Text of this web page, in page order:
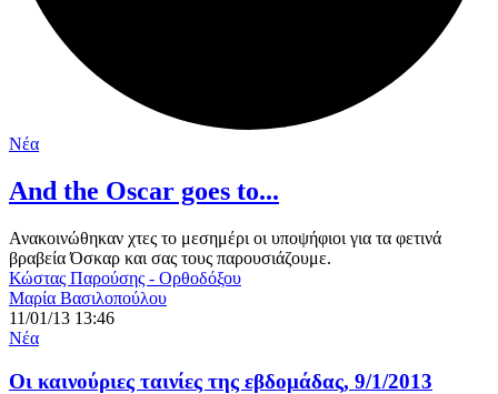
Νέα
And the Oscar goes to...
Ανακοινώθηκαν χτες το μεσημέρι οι υποψήφιοι για τα φετινά
βραβεία Όσκαρ και σας τους παρουσιάζουμε.
Κώστας Παρούσης - Ορθοδόξου
Μαρία Βασιλοπούλου
11/01/13 13:46
Νέα
Οι καινούριες ταινίες της εβδομάδας, 9/1/2013